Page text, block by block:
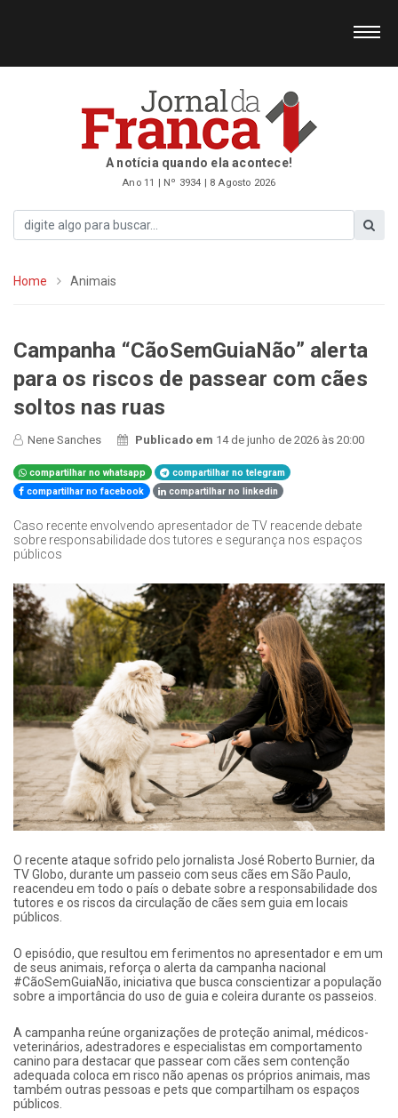
A notícia quando ela acontece!
Ano 11 | Nº 3934 | 8 Agosto 2026
Home Animais
Campanha “CãoSemGuiaNão” alerta
para os riscos de passear com cães
soltos nas ruas
Nene Sanches Publicado em 14 de junho de 2026 às 20:00
compartilhar no whatsapp
compartilhar no telegram
compartilhar no facebook
compartilhar no linkedin
Caso recente envolvendo apresentador de TV reacende debate
sobre responsabilidade dos tutores e segurança nos espaços
públicos
O recente ataque sofrido pelo jornalista José Roberto Burnier, da
TV Globo, durante um passeio com seus cães em São Paulo,
reacendeu em todo o país o debate sobre a responsabilidade dos
tutores e os riscos da circulação de cães sem guia em locais
públicos.
O episódio, que resultou em ferimentos no apresentador e em um
de seus animais, reforça o alerta da campanha nacional
#CãoSemGuiaNão, iniciativa que busca conscientizar a população
sobre a importância do uso de guia e coleira durante os passeios.
A campanha reúne organizações de proteção animal, médicos-
veterinários, adestradores e especialistas em comportamento
canino para destacar que passear com cães sem contenção
adequada coloca em risco não apenas os próprios animais, mas
também outras pessoas e pets que compartilham os espaços
públicos.